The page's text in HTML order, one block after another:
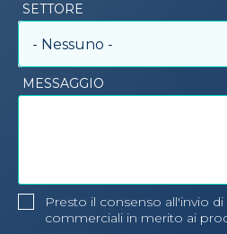
SETTORE
- Nessuno -
MESSAGGIO
Presto il consenso all'invio
commerciali in merito ai